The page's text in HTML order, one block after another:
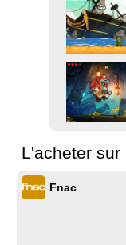
L'acheter
Fnac